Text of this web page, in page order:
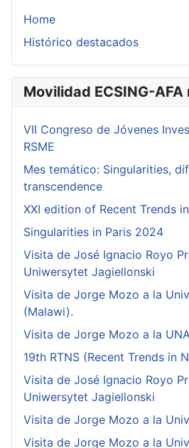
Home
Histórico destacados
Movilidad ECSING-
VII Congreso de Jóvenes
RSME
Mes temático: Singularities,
transcendence
XXI edition of Recent Trends
Singularities in Paris 2024
Visita de José Ignacio Royo
Uniwersytet Jagiellonski
Visita de Jorge Mozo a la
(Malawi).
Visita de Jorge Mozo a la
19th RTNS (Recent Trends in
Visita de José Ignacio Royo
Uniwersytet Jagiellonski
Visita de Jorge Mozo a la
Visita de Jorge Mozo a la